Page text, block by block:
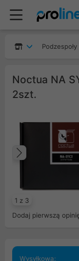
Noctua NA
2szt.
1 z 3
Dodaj pierwszą
Wysyłkowa: